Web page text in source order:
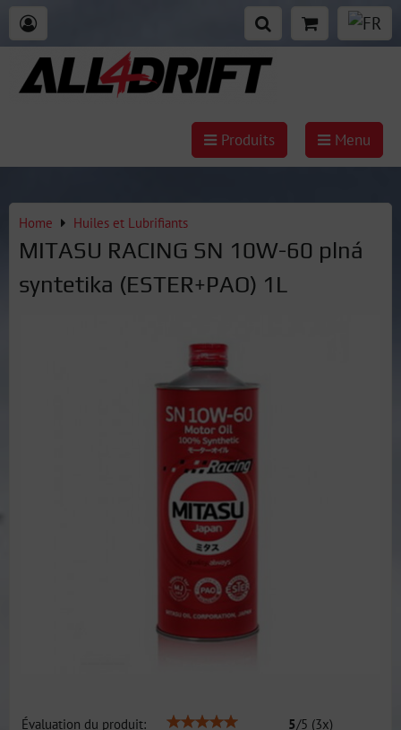
Produits Menu
Home Huiles et Lubrifiants
MITASU RACING SN 10W-60 plná
syntetika (ESTER+PAO) 1L
Évaluation du produit: 5/5 (3x)